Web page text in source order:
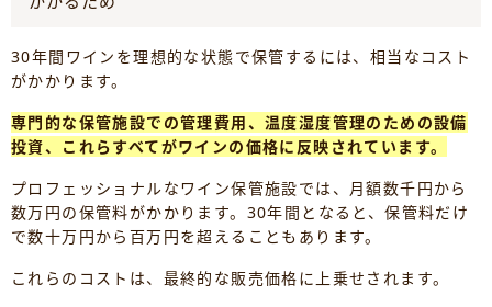
30年間ワインを理想的な状態で保管するには、相当なコスト
がかかります。
専門的な保管施設での管理費用、温度湿度管理のための設備
投資、これらすべてがワインの価格に反映されています。
プロフェッショナルなワイン保管施設では、月額数千円から
数万円の保管料がかかります。30年間となると、保管料だけ
で数十万円から百万円を超えることもあります。
これらのコストは、最終的な販売価格に上乗せされます。